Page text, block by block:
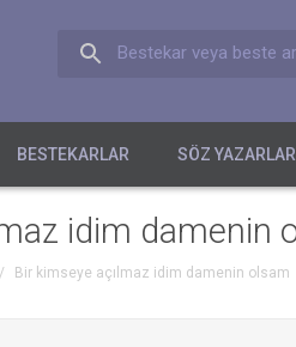
Bestekar veya beste
BESTEKARLAR SÖZ YAZARLARI
idim damenin
/ Bir kimseye açılmaz idim damenin olsam